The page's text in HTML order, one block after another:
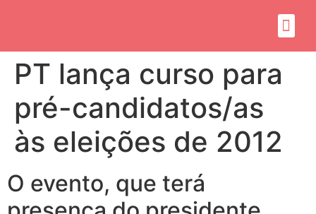
PT lança curso para
pré-candidatos/as
às eleições de 2012
O evento, que terá